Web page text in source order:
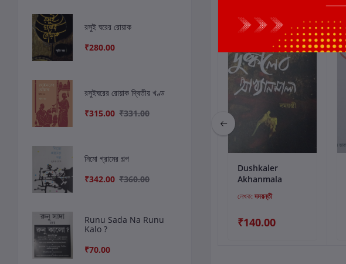
রসুই ঘরের রোয়াক
₹280.00
রসুইঘরের রোয়াক দ্বিতীয় খণ্ড
₹315.00 ₹331.00
নিমো গ্রামের গল্প
₹342.00 ₹360.00
Runu Sada Na Runu
Kalo ?
₹70.00
কার্টে যোগ করুন
NOISHOBDER
SANGLAP
লেখক:সংকলন
₹300.00
Detention
in Assama
₹30.00
কার্টে যোগ করুন
Dushkaler
Akhanmala
লেখক:দময়ন্তী
₹140.00